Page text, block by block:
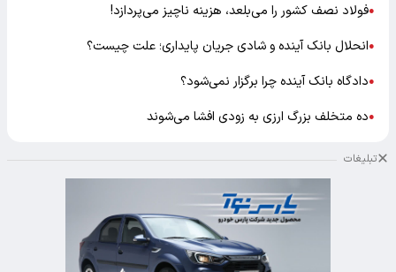
●فولاد نصف کشور را می‌بلعد، هزینه ناچیز می‌پردازد!
●انحلال بانک آینده و شادی جریان پایداری؛ علت چیست؟
●دادگاه بانک آینده چرا برگزار نمی‌شود؟
●ده متخلف بزرگ ارزی به زودی افشا می‌شوند
تبلیغات